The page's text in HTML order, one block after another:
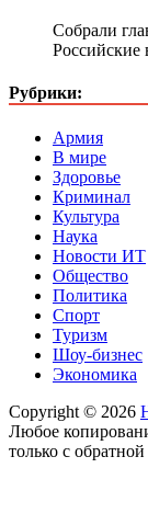
Собрали
Российские
Рубрики:
Армия
В мире
Здоровье
Криминал
Культура
Наука
Новости ИТ
Общество
Политика
Спорт
Туризм
Шоу-бизнес
Экономика
Copyright © 2026
Любое
только с